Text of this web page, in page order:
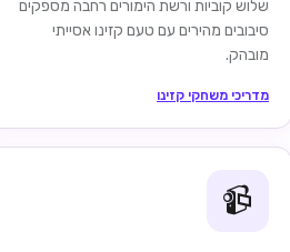
שלוש קוביות ורשת הימורים רחבה מספקים
סיבובים מהירים עם טעם קזינו אסייתי
מובהק.
מדריכי משחקי קזינו
📹